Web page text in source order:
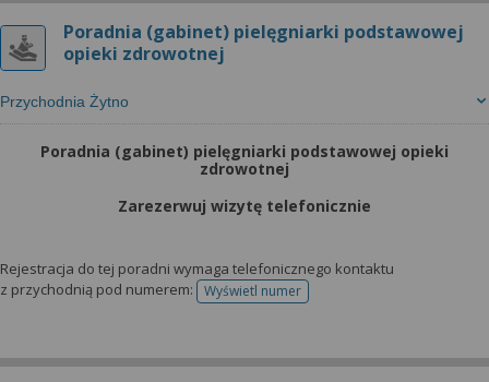
Poradnia (gabinet) pielęgniarki podstawowej
opieki zdrowotnej
Przychodnia Żytno
Poradnia (gabinet) pielęgniarki podstawowej opieki
zdrowotnej
Zarezerwuj wizytę telefonicznie
Rejestracja do tej poradni wymaga telefonicznego kontaktu
z przychodnią pod numerem:
Wyświetl numertelefonu do rejestracji